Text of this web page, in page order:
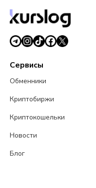
Сервисы
Обменники
Криптобиржи
Криптокошельки
Новости
Блог